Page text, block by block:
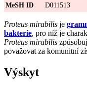
MeSH ID
D011513
Proteus mirabilis je
bakterie, pro níž je
Proteus mirabilis
považovat za komunitní
Výskyt